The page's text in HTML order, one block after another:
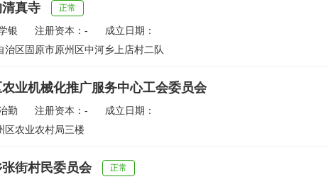
真寺 正常
银 注册资本：-
成立日期：
治区固原市原州区中河乡上店村二队
业机械化推广服务中心工会委员会
勤 注册资本：-
成立日期：
区农业农村局三楼
街村民委员会 正常